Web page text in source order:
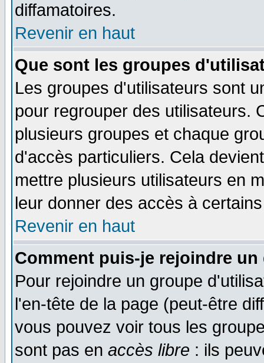
diffamatoires.
Revenir en haut
Que sont les groupes
Les groupes d'utilisateurs sont
pour regrouper des utilisateurs.
plusieurs groupes et chaque
d'accès particuliers. Cela
mettre plusieurs utilisateurs en
leur donner des accès à
Revenir en haut
Comment puis-je rejoindre
Pour rejoindre un groupe
l'en-tête de la page (peut-être
vous pouvez voir tous les
sont pas en accès libre : ils